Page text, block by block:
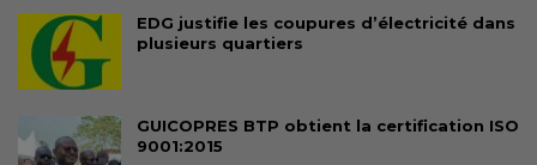
EDG justifie les coupures d’électricité dans
plusieurs quartiers
GUICOPRES BTP obtient la certification ISO
9001:2015